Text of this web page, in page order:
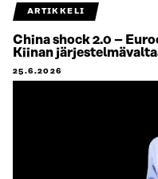
ARTIKKELI
China shock 2.0 –
Kiinan
25.6.2026